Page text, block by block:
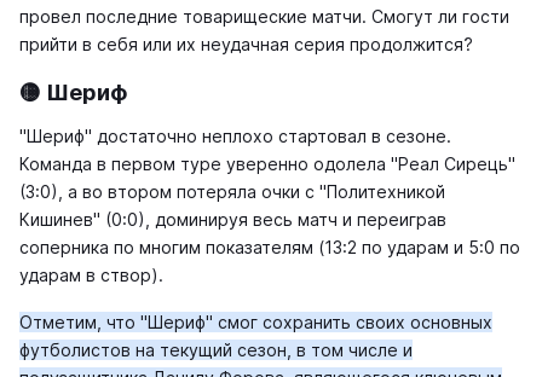
провел последние товарищеские матчи. Смогут ли гости
прийти в себя или их неудачная серия продолжится?
🟡 Шериф
"Шериф" достаточно неплохо стартовал в сезоне.
Команда в первом туре уверенно одолела "Реал Сирець"
(3:0), а во втором потеряла очки с "Политехникой
Кишинев" (0:0), доминируя весь матч и переиграв
соперника по многим показателям (13:2 по ударам и 5:0 по
ударам в створ).
Отметим, что "Шериф" смог сохранить своих основных
футболистов на текущий сезон, в том числе и